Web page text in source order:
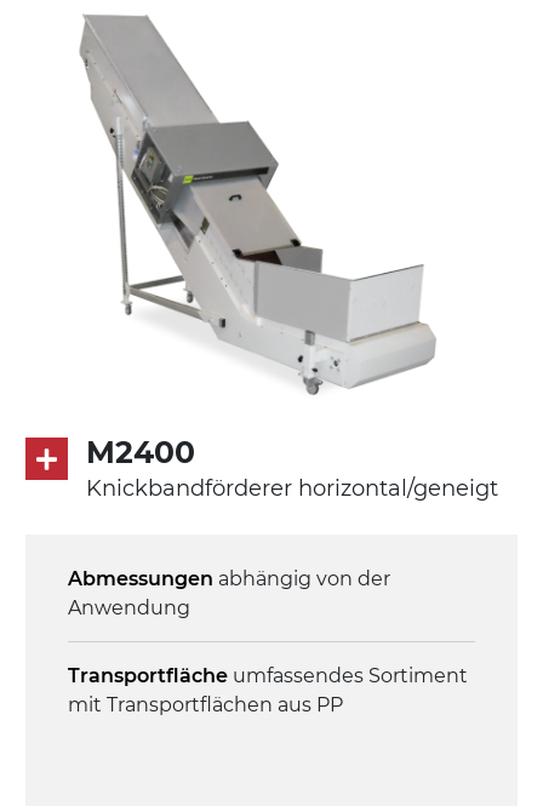
Ständer
ausziehbare Elemente mit Scharnieren
aus druckgegossener Alu-Legierung,
Beine aus verzinktem Metallrohr,
Schwenkräder mit/ohne Bremse (2+2)
Förderfläche
mit Gliedern aus PP Oberfläche blau
Rippen aus PP
phasiger Asynchronmotor für
Mehrfachspannung 230/400Vac-50Hz-
Geschwindigkeit
4,6 m/Minute
Steuerung
On/Off, E-Stopp, Motor-
M2400
Knickbandförderer horizontal/geneigt
Abmessungen abhängig von der
Anwendung
Transportfläche umfassendes Sortiment
mit Transportflächen aus PP